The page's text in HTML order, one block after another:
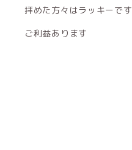
拝めた方々はラッキーです
ご利益あります